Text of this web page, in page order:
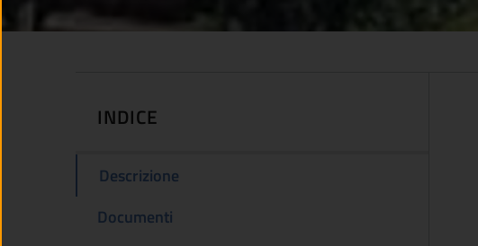
INDICE
Descrizione
Documenti